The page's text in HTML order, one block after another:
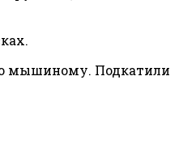
мышиному. Подкатили